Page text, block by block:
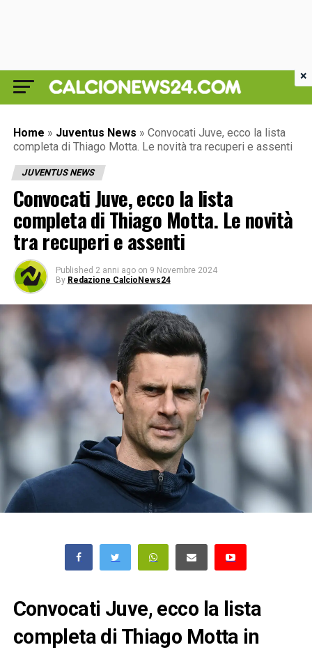
Home » Juventus News » Convocati Juve, ecco la lista
completa di Thiago Motta. Le novità tra recuperi e assenti
JUVENTUS NEWS
Convocati Juve, ecco la lista
completa di Thiago Motta. Le novità
tra recuperi e assenti
Published 2 anni ago on 9 Novembre 2024
By Redazione CalcioNews24
Convocati Juve, ecco la lista
completa di Thiago Motta in
×